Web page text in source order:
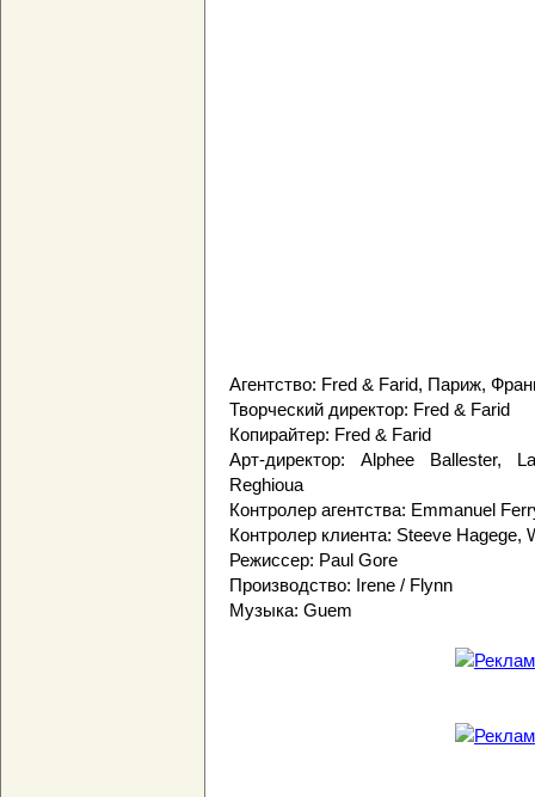
Агентство: Fred & Farid, Париж,
Творческий директор: Fred & Farid
Копирайтер: Fred & Farid
Арт-директор: Alphee Ballester,
Reghioua
Контролер агентства: Emmanuel
Контролер клиента: Steeve Hagege,
Режиссер: Paul Gore
Производство: Irene / Flynn
Музыка: Guem